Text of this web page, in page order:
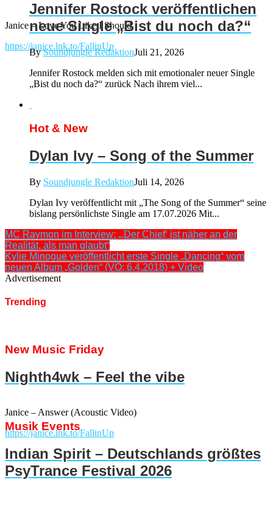
Janice – Love You Like I Should
https://janice.lnk.to/FallinUp
Janice – Answer (Acoustic Video)
https://janice.lnk.to/FallinUp
Jennifer Rostock veröffentlichen
neue Single „Bist du noch da?“
BySoundjungle RedaktionJuli 21, 2026
Jennifer Rostock melden sich mit emotionaler neuer Single
„Bist du noch da?“ zurück Nach ihrem viel...
Hot & New
Dylan Ivy – Song of the Summer
By Soundjungle RedaktionJuli 14, 2026
Dylan Ivy veröffentlicht mit „The Song of the Summer“ seine
bislang persönlichste Single am 17.07.2026 Mit...
MC Raymon im Interview: „‚Der Chief‘ ist näher an der
Realität, als man glaubt“
Kylie Minogue veröffentlicht erste Single „Dancing“ vom
neuen Album „Golden“ (VÖ: 6.4.2018) + Video
Advertisement
Trending
New Music Friday
Nighth4wk – Feel the vibe
Musik Events
Indian Spirit – Deutschlands größtes
PsyTrance Festival 2026